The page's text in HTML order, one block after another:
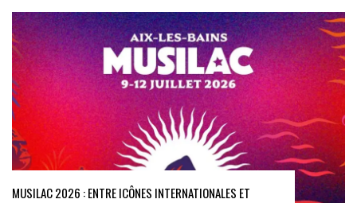
MUSILAC 2026 : ENTRE ICÔNES INTERNATIONALES ET